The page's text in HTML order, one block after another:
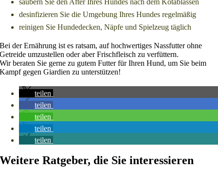
säubern Sie den After Ihres Hundes nach dem Kotablassen
desinfizieren Sie die Umgebung Ihres Hundes regelmäßig
reinigen Sie Hundedecken, Näpfe und Spielzeug täglich
Bei der Ernährung ist es ratsam, auf hochwertiges Nassfutter ohne
Getreide umzustellen oder aber Frischfleisch zu verfüttern.
Wir beraten Sie gerne zu gutem Futter für Ihren Hund, um Sie beim
Kampf gegen Giardien zu unterstützen!
teilen
teilen
teilen
teilen
teilen
Weitere Ratgeber, die Sie interessieren